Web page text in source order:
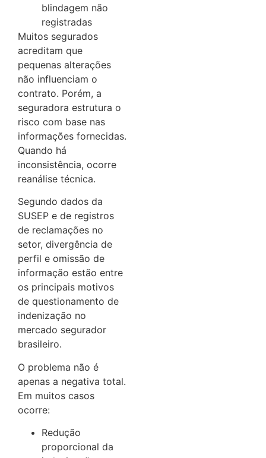
blindagem não
registradas
Muitos segurados
acreditam que
pequenas alterações
não influenciam o
contrato. Porém, a
seguradora estrutura o
risco com base nas
informações fornecidas.
Quando há
inconsistência, ocorre
reanálise técnica.
Segundo dados da
SUSEP e de registros
de reclamações no
setor, divergência de
perfil e omissão de
informação estão entre
os principais motivos
de questionamento de
indenização no
mercado segurador
brasileiro.
O problema não é
apenas a negativa total.
Em muitos casos
ocorre:
Redução
proporcional da